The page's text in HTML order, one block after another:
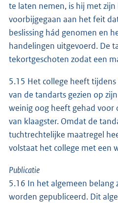
te laten nemen, is hij met zijn
voorbijgegaan aan het feit
beslissing hád genomen en
handelingen uitgevoerd. De
tekortgeschoten zodat een
5.15 Het college heeft
van de tandarts gezien op
weinig oog heeft gehad voor
van klaagster. Omdat de
tuchtrechtelijke maatregel
volstaat het college met een
Publicatie
5.16 In het algemeen belang
worden gepubliceerd. Dit